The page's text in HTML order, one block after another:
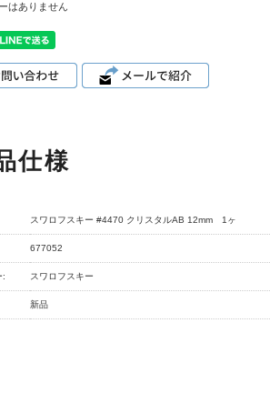
はありません
仕様
スワロフスキー #4470 クリスタルAB 12mm 1ヶ
677052
: スワロフスキー
新品